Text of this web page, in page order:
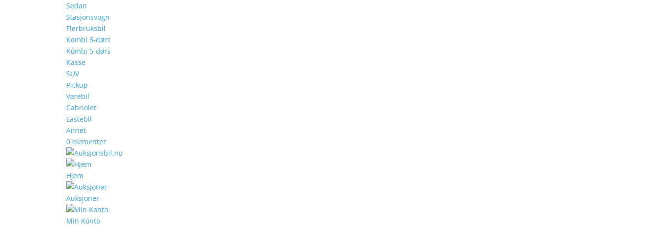
Sedan
Stasjonsvogn
Flerbruksbil
Kombi 3-dørs
Kombi 5-dørs
Kasse
SUV
Pickup
Varebil
Cabriolet
Lastebil
Annet
0 elementer
Hjem
Auksjoner
Min Konto